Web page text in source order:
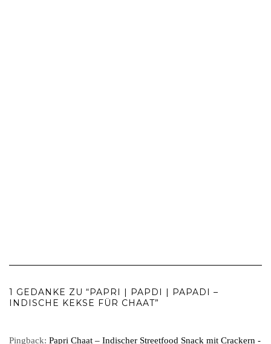
1 GEDANKE ZU “PAPRI | PAPDI | PAPADI –
INDISCHE KEKSE FÜR CHAAT”
Pingback: Papri Chaat – Indischer Streetfood Snack mit Crackern -